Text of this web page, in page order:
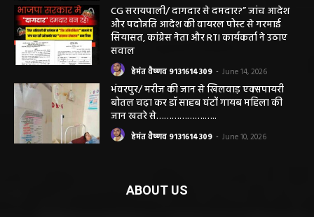
CG सरायपाली/ दागदार से दमदार?” जांच आदेश
और पदोन्नति आदेश की वायरल पोस्ट से गरमाई
सियासत, कांग्रेस नेता और RTI कार्यकर्ता ने उठाए
सवाल
हेमंत वैष्णव 9131614309 - June 14, 2026
भंवरपुर/ मरीज की जान से खिलवाड़ एक्सपायरी
बोतल चढ़ा कर डॉ साहब घंटों गायब महिला की
जान खतरे से……………….…..
हेमंत वैष्णव 9131614309 - June 10, 2026
ABOUT US